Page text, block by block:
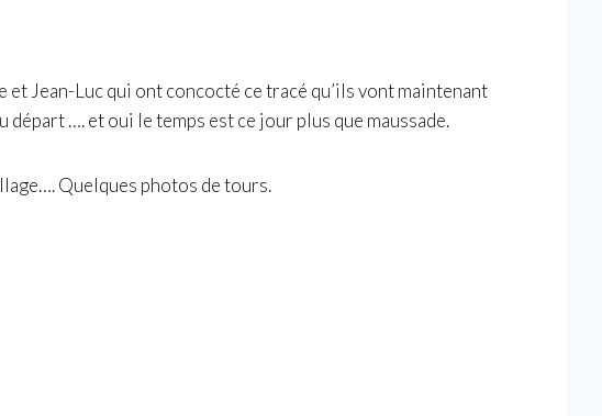
et Jean-Luc qui ont concocté ce tracé qu’ils vont maintenant
départ …. et oui le temps est ce jour plus que maussade.
Quelques photos de tours.